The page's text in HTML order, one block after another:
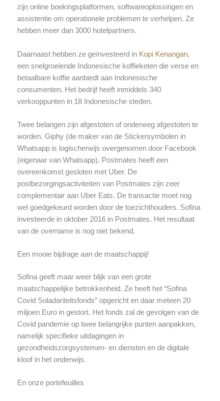
zijn online boekingsplatformen, softwareoplossingen en
assistentie om operationele problemen te verhelpen. Ze
hebben meer dan 3000 hotelpartners.
Daarnaast hebben ze geïnvesteerd in Kopi Kenangan,
een snelgroeiende Indonesische koffieketen die verse en
betaalbare koffie aanbiedt aan Indonesische
consumenten. Het bedrijf heeft inmiddels 340
verkooppunten in 18 Indonesische steden.
Twee belangen zijn afgestoten of onderweg afgestoten te
worden. Giphy (de maker van de Stickersymbolen in
Whatsapp is logischerwijs overgenomen door Facebook
(eigenaar van Whatsapp). Postmates heeft een
overeenkomst gesloten met Uber. De
postbezorgingsactiviteiten van Postmates zijn zeer
complementair aan Uber Eats. De transactie moet nog
wel goedgekeurd worden door de toezichthouders. Sofina
investeerde in oktober 2016 in Postmates. Het resultaat
van de overname is nog niet bekend.
Een mooie bijdrage aan de maatschappij!
Sofina geeft maar weer blijk van een grote
maatschappelijke betrokkenheid. Ze heeft het “Sofina
Covid Soladariteitsfonds” opgericht en daar meteen 20
miljoen Euro in gestort. Het fonds zal de gevolgen van de
Covid pandemie op twee belangrijke punten aanpakken,
namelijk specifieke uitdagingen in
gezondheidszorgsystemen- en diensten en de digitale
kloof in het onderwijs.
En onze portefeuilles